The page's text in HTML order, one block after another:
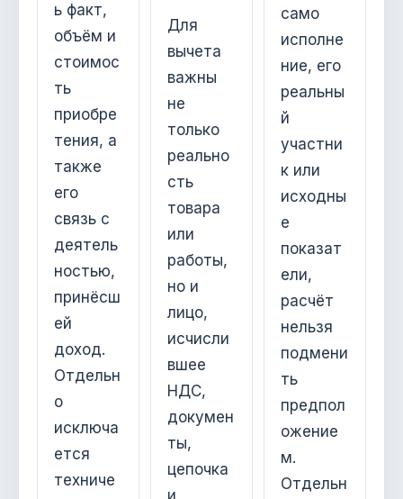
ь факт,
объём и
стоимос
ть
приобре
тения, а
также
его
связь с
деятель
ностью,
принёсш
ей
доход.
Отдельн
о
исключа
ется
техниче
Для
вычета
важны
не
только
реально
сть
товара
или
работы,
но и
лицо,
исчисли
вшее
НДС,
докумен
ты,
цепочка
само
исполне
ние, его
реальны
й
участни
к или
исходны
е
показат
ели,
расчёт
нельзя
подмени
ть
предпол
ожение
м.
Отдельн